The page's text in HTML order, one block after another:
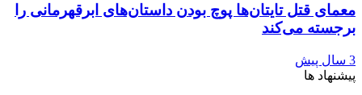
معمای قتل تایتان‌ها پوچ بودن داستان‌های ابرقهرمانی را
برجسته می‌کند
3 سال پیش
پیشنهاد ها